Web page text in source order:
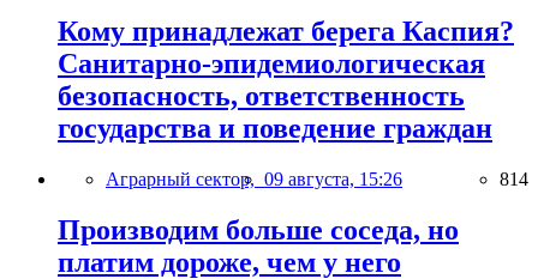
Кому принадлежат берега Каспия?
Санитарно-эпидемиологическая
безопасность, ответственность
государства и поведение граждан
Аграрный сектор, 09 августа, 15:26 814
Производим больше соседа, но
платим дороже, чем у него